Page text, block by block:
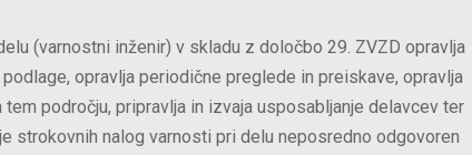
(varnostni inženir) v skladu z določbo 29. ZVZD opravlja
opravlja periodične preglede in preiskave, opravlja
področju, pripravlja in izvaja usposabljanje delavcev ter
strokovnih nalog varnosti pri delu neposredno odgovoren